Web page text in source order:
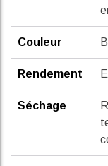
Couleur
Rendement
Séchage